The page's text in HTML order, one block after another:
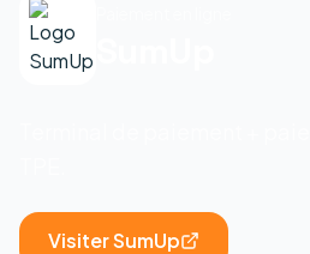
VisiterSumUp